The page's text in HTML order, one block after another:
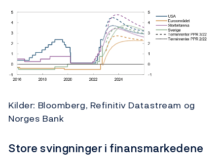
Kilder: Bloomberg, Refinitiv Datastream og
Norges Bank
Store svingninger i finansmarkedene